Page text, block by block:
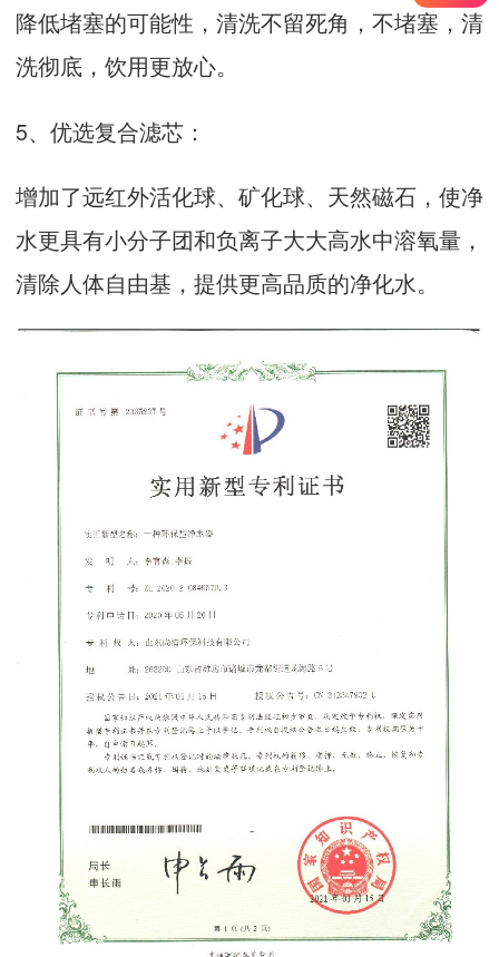
降低堵塞的可能性，清洗不留死角，不堵塞，清
洗彻底，饮用更放心。
5、优选复合滤芯：
增加了远红外活化球、矿化球、天然磁石，使净
水更具有小分子团和负离子大大高水中溶氧量，
清除人体自由基，提供更高品质的净化水。